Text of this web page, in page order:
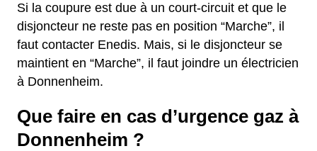
Si la coupure est due à un court-circuit et que le
disjoncteur ne reste pas en position “Marche”, il
faut contacter Enedis. Mais, si le disjoncteur se
maintient en “Marche”, il faut joindre un électricien
à Donnenheim.
Que faire en cas d’urgence gaz à
Donnenheim ?